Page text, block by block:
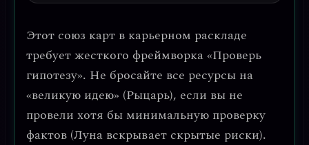
Этот союз карт в карьерном раскладе
требует жесткого фреймворка «Проверь
гипотезу». Не бросайте все ресурсы на
«великую идею» (Рыцарь), если вы не
провели хотя бы минимальную проверку
фактов (Луна вскрывает скрытые риски).